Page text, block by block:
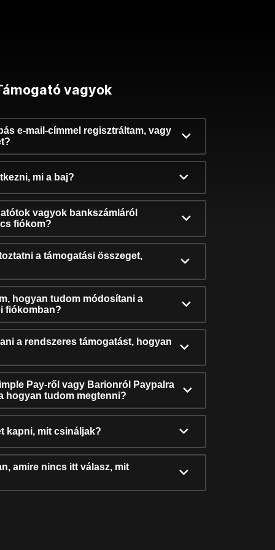
vagyok
e-mail-címmel regisztráltam, vagy
mi a baj?
vagyok bankszámláról
fiókom?
a támogatási összeget,
hogyan tudom módosítani a
fiókomban?
a rendszeres támogatást, hogyan
Pay-ről vagy Barionról Paypalra
hogyan tudom megtenni?
kapni, mit csináljak?
amire nincs itt válasz, mit